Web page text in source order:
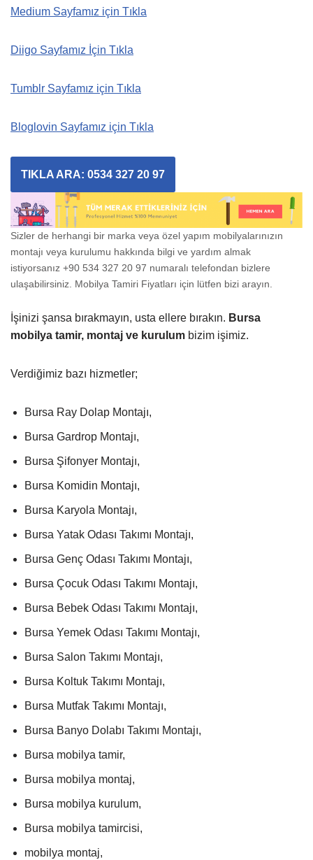
Medium Sayfamız için Tıkla
Diigo Sayfamız İçin Tıkla
Tumblr Sayfamız için Tıkla
Bloglovin Sayfamız için Tıkla
TIKLA ARA: 0534 327 20 97
Sizler de herhangi bir marka veya özel yapım mobilyalarınızın
montajı veya kurulumu hakkında bilgi ve yardım almak
istiyorsanız +90 534 327 20 97 numaralı telefondan bizlere
ulaşabilirsiniz. Mobilya Tamiri Fiyatları için lütfen bizi arayın.
İşinizi şansa bırakmayın, usta ellere bırakın. Bursa
mobilya tamir, montaj ve kurulum bizim işimiz.
Verdiğimiz bazı hizmetler;
Bursa Ray Dolap Montajı,
Bursa Gardrop Montajı,
Bursa Şifonyer Montajı,
Bursa Komidin Montajı,
Bursa Karyola Montajı,
Bursa Yatak Odası Takımı Montajı,
Bursa Genç Odası Takımı Montajı,
Bursa Çocuk Odası Takımı Montajı,
Bursa Bebek Odası Takımı Montajı,
Bursa Yemek Odası Takımı Montajı,
Bursa Salon Takımı Montajı,
Bursa Koltuk Takımı Montajı,
Bursa Mutfak Takımı Montajı,
Bursa Banyo Dolabı Takımı Montajı,
Bursa mobilya tamir,
Bursa mobilya montaj,
Bursa mobilya kurulum,
Bursa mobilya tamircisi,
mobilya montaj,